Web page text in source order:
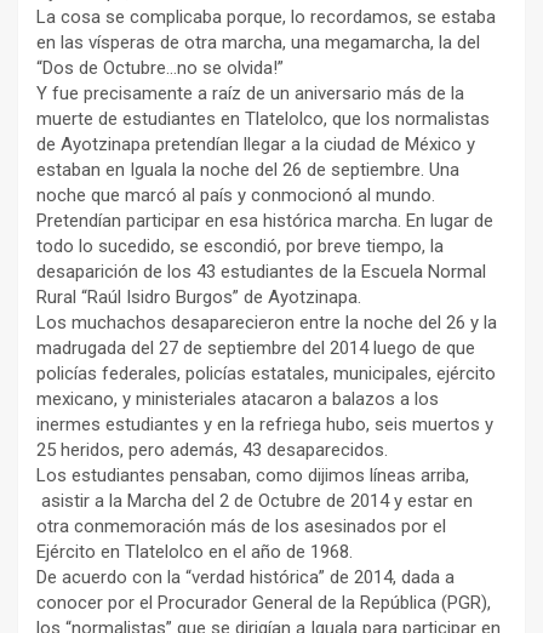
La cosa se complicaba porque, lo recordamos, se estaba
en las vísperas de otra marcha, una megamarcha, la del
“Dos de Octubre…no se olvida!”
Y fue precisamente a raíz de un aniversario más de la
muerte de estudiantes en Tlatelolco, que los normalistas
de Ayotzinapa pretendían llegar a la ciudad de México y
estaban en Iguala la noche del 26 de septiembre. Una
noche que marcó al país y conmocionó al mundo.
Pretendían participar en esa histórica marcha. En lugar de
todo lo sucedido, se escondió, por breve tiempo, la
desaparición de los 43 estudiantes de la Escuela Normal
Rural “Raúl Isidro Burgos” de Ayotzinapa.
Los muchachos desaparecieron entre la noche del 26 y la
madrugada del 27 de septiembre del 2014 luego de que
policías federales, policías estatales, municipales, ejército
mexicano, y ministeriales atacaron a balazos a los
inermes estudiantes y en la refriega hubo, seis muertos y
25 heridos, pero además, 43 desaparecidos.
Los estudiantes pensaban, como dijimos líneas arriba,
asistir a la Marcha del 2 de Octubre de 2014 y estar en
otra conmemoración más de los asesinados por el
Ejército en Tlatelolco en el año de 1968.
De acuerdo con la “verdad histórica” de 2014, dada a
conocer por el Procurador General de la República (PGR),
los “normalistas” que se dirigían a Iguala para participar en